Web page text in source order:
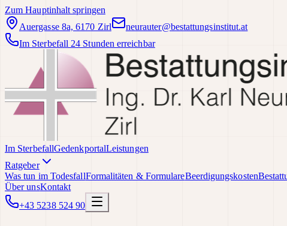
Zum Hauptinhalt springen
Auergasse 8a, 6170 Zirl
neurauter@bestattungsinstitut.at
Im Sterbefall 24 Stunden erreichbar
Im SterbefallGedenkportalLeistungen
Ratgeber
Was tun im TodesfallFormalitäten & FormulareBeerdigungskosten
Über unsKontakt
+43 5238 524 90